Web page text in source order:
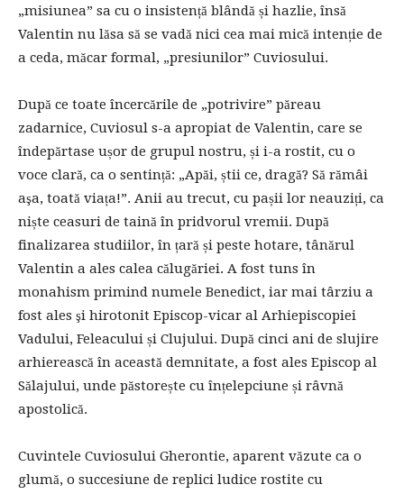
„misiunea” sa cu o insistență blândă și hazlie, însă
Valentin nu lăsa să se vadă nici cea mai mică intenție de
a ceda, măcar formal, „presiunilor” Cuviosului.
După ce toate încercările de „potrivire” păreau
zadarnice, Cuviosul s-a apropiat de Valentin, care se
îndepărtase ușor de grupul nostru, și i-a rostit, cu o
voce clară, ca o sentință: „Apăi, știi ce, dragă? Să rămâi
aşa, toată viața!”. Anii au trecut, cu pașii lor neauziți, ca
niște ceasuri de taină în pridvorul vremii. După
finalizarea studiilor, în țară și peste hotare, tânărul
Valentin a ales calea călugăriei. A fost tuns în
monahism primind numele Benedict, iar mai târziu a
fost ales şi hirotonit Episcop-vicar al Arhiepiscopiei
Vadului, Feleacului și Clujului. După cinci ani de slujire
arhierească în această demnitate, a fost ales Episcop al
Sălajului, unde păstorește cu înțelepciune și râvnă
apostolică.
Cuvintele Cuviosului Gherontie, aparent văzute ca o
glumă, o succesiune de replici ludice rostite cu